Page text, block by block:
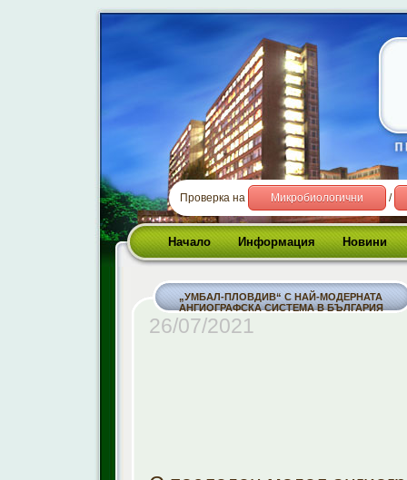
Проверка на Микробиологични /
Начало Информация Новини
„УМБАЛ-ПЛОВДИВ“ С НАЙ-МОДЕРНАТА
АНГИОГРАФСКА СИСТЕМА В БЪЛГАРИЯ
26/07/2021